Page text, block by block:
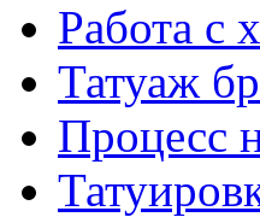
Работa с
Татуаж
Процесс